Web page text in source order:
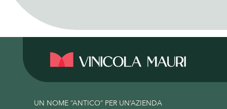
UN NOME “ANTICO” PER UN’AZIENDA